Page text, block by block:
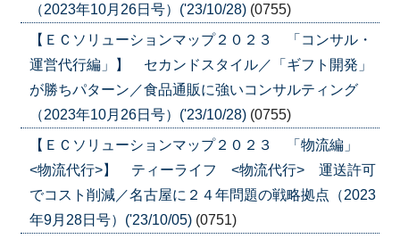
（2023年10月26日号）('23/10/28) (0755)
【ＥＣソリューションマップ２０２３ 「コンサル・
運営代行編」】 セカンドスタイル／「ギフト開発」
が勝ちパターン／食品通販に強いコンサルティング
（2023年10月26日号）('23/10/28) (0755)
【ＥＣソリューションマップ２０２３ 「物流編」
<物流代行>】 ティーライフ <物流代行> 運送許可
でコスト削減／名古屋に２４年問題の戦略拠点（2023
年9月28日号）('23/10/05) (0751)